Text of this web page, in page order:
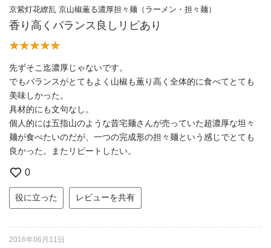
京紫灯花繚乱 京山椒薫る濃厚担々麺（ラーメン・担々麺）
香り高くバランス良しリピあり
先ずそこ迄濃厚じゃないです。
でもバランスがとてもよく山椒も薫り高く全体的に食べてとても
美味しかった。
具材的にも文句なし。
個人的には五指山のような昔宅麺さんが売っていた超濃厚な坦々
麺が食べたいのだが、一つの完成形の担々麺という感じでとても
良かった。またリピートしたい。
0
役に立った レビューを共有
2016年06月11日